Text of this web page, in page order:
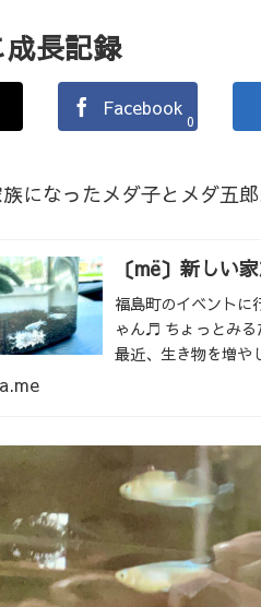
長記録
Facebook
0
になったメダ子とメダ五
〔më〕新しい
福島町のイベントに
ゃん♬ ちょっとみる
最近、生き物を増や